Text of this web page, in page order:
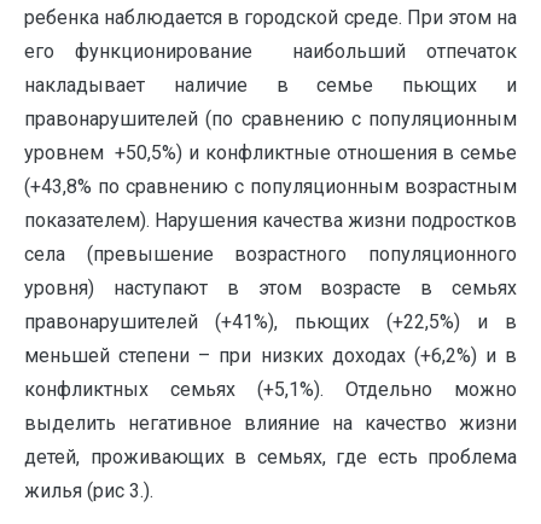
ребенка наблюдается в городской среде. При этом на
его функционирование наибольший отпечаток
накладывает наличие в семье пьющих и
правонарушителей (по сравнению с популяционным
уровнем +50,5%) и конфликтные отношения в семье
(+43,8% по сравнению с популяционным возрастным
показателем). Нарушения качества жизни подростков
села (превышение возрастного популяционного
уровня) наступают в этом возрасте в семьях
правонарушителей (+41%), пьющих (+22,5%) и в
меньшей степени – при низких доходах (+6,2%) и в
конфликтных семьях (+5,1%). Отдельно можно
выделить негативное влияние на качество жизни
детей, проживающих в семьях, где есть проблема
жилья (рис 3.).